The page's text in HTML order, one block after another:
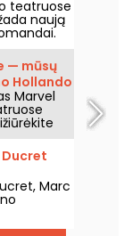
teatruose
naują
— mūsų
Hollando
Marvel
Marc